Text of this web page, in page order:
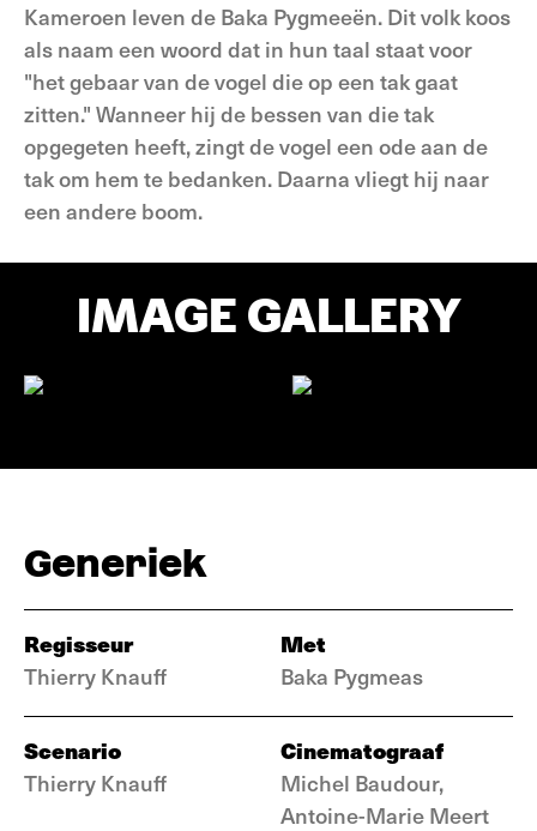
Kameroen leven de Baka Pygmeeën. Dit volk koos
als naam een woord dat in hun taal staat voor
"het gebaar van de vogel die op een tak gaat
zitten." Wanneer hij de bessen van die tak
opgegeten heeft, zingt de vogel een ode aan de
tak om hem te bedanken. Daarna vliegt hij naar
een andere boom.
IMAGE GALLERY
Generiek
Regisseur
Thierry Knauff
Met
Baka Pygmeas
Scenario
Thierry Knauff
Cinematograaf
Michel Baudour,
Antoine-Marie Meert